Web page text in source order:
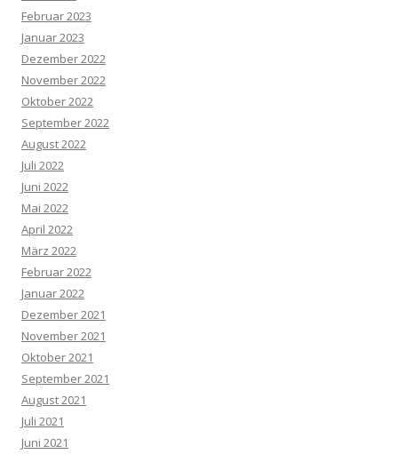
Februar 2023
Januar 2023
Dezember 2022
November 2022
Oktober 2022
September 2022
August 2022
Juli 2022
Juni 2022
Mai 2022
April 2022
März 2022
Februar 2022
Januar 2022
Dezember 2021
November 2021
Oktober 2021
September 2021
August 2021
Juli 2021
Juni 2021